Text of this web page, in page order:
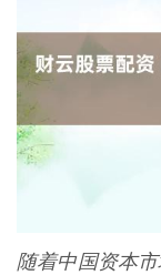
随着中国资本